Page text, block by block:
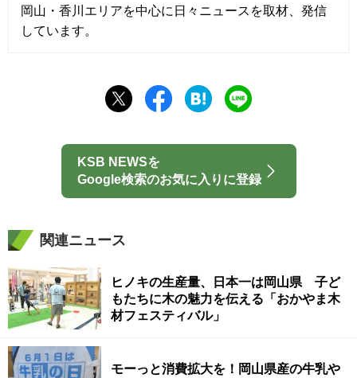
岡山・香川エリアを中心に日々ニュースを取材、発信
しています。
KSB NEWSを
Google検索のお気に入りに登録
関連ニュース
ヒノキの生産量、日本一は岡山県 子ど
もたちに木の魅力を伝える「おかやま木
材フェスティバル」
モーっと消費拡大を！岡山県産の牛乳や